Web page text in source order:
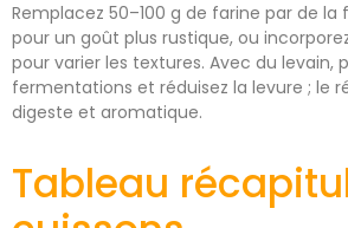
Remplacez 50–100 g de farine par de
pour un goût plus rustique, ou
pour varier les textures. Avec du levain,
fermentations et réduisez la levure ; le
digeste et aromatique.
Tableau